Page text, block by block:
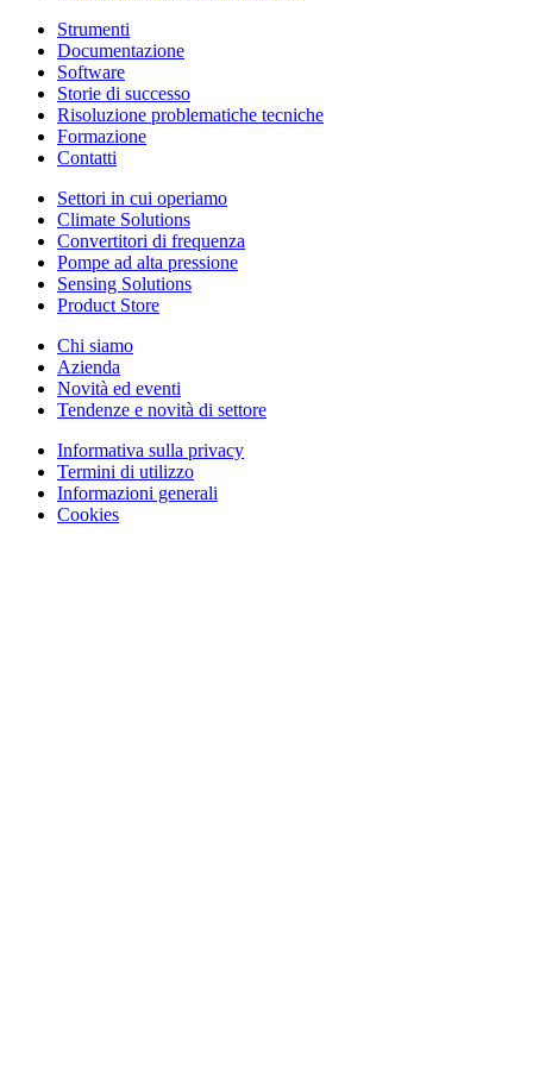
Strumenti
Documentazione
Software
Storie di successo
Risoluzione problematiche tecniche
Formazione
Contatti
Settori in cui operiamo
Climate Solutions
Convertitori di frequenza
Pompe ad alta pressione
Sensing Solutions
Product Store
Chi siamo
Azienda
Novità ed eventi
Tendenze e novità di settore
Informativa sulla privacy
Termini di utilizzo
Informazioni generali
Cookies